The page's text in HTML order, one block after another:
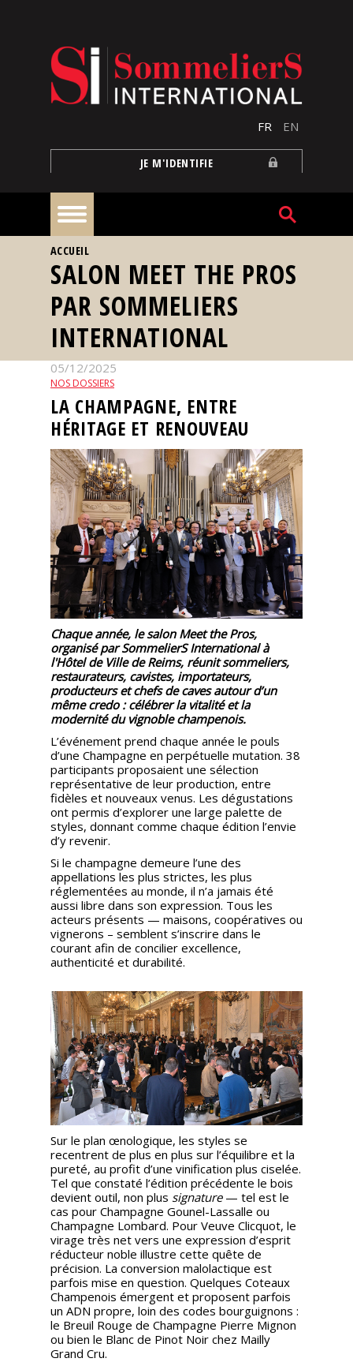
FR EN
JE M'IDENTIFIE
À
la
une
Reportages
Nos
Spiritueux
Notes
de
dégustation
Sommelleries
Le
magazine
Télécharger
la
Revue
VOUS ÊTES ICI
ACCUEIL
SALON MEET THE PROS
PAR SOMMELIERS
INTERNATIONAL
05/12/2025
NOS DOSSIERS
LA CHAMPAGNE, ENTRE
HÉRITAGE ET RENOUVEAU
Chaque année, le salon Meet the Pros,
organisé par SommelierS International à
l'Hôtel de Ville de Reims, réunit sommeliers,
restaurateurs, cavistes, importateurs,
producteurs et chefs de caves autour d’un
même credo : célébrer la vitalité et la
modernité du vignoble champenois.
L’événement prend chaque année le pouls
d’une Champagne en perpétuelle mutation. 38
participants proposaient une sélection
représentative de leur production, entre
fidèles et nouveaux venus. Les dégustations
ont permis d’explorer une large palette de
styles, donnant comme chaque édition l’envie
d’y revenir.
Si le champagne demeure l’une des
appellations les plus strictes, les plus
réglementées au monde, il n’a jamais été
aussi libre dans son expression. Tous les
acteurs présents — maisons, coopératives ou
vignerons – semblent s’inscrire dans le
courant afin de concilier excellence,
authenticité et durabilité.
Sur le plan œnologique, les styles se
recentrent de plus en plus sur l’équilibre et la
pureté, au profit d’une vinification plus ciselée.
Tel que constaté l’édition précédente le bois
devient outil, non plus signature— tel est le
cas pour Champagne Gounel-Lassalle ou
Champagne Lombard. Pour Veuve Clicquot, le
virage très net vers une expression d’esprit
réducteur noble illustre cette quête de
précision. La conversion malolactique est
parfois mise en question. Quelques Coteaux
Champenois émergent et proposent parfois
un ADN propre, loin des codes bourguignons :
le Breuil Rouge de Champagne Pierre Mignon
ou bien le Blanc de Pinot Noir chez Mailly
Grand Cru.